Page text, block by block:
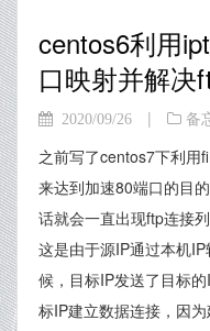
centos6利用
口映射并解决
2020/09/26 | 备
之前写了centos7下利用
来达到加速80端口的目
话就会一直出现ftp连接
这是由于源IP通过本机
候，目标IP发送了目标
标IP建立数据连接，因